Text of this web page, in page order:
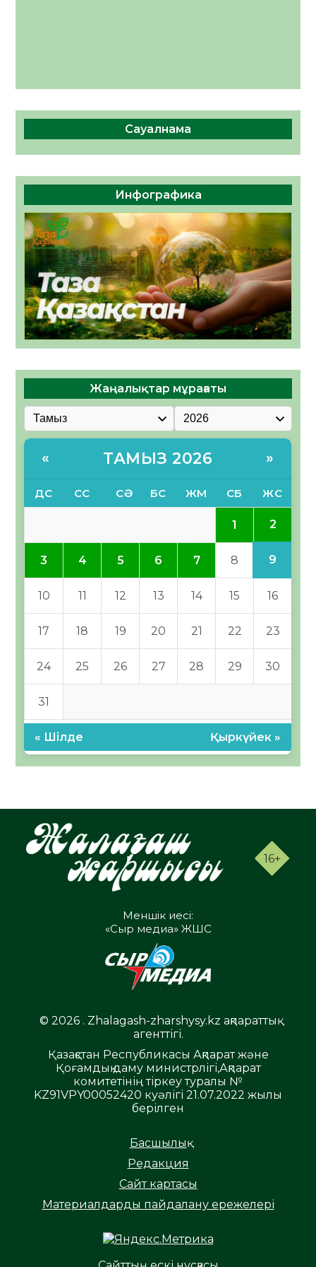
Сауалнама
Инфографика
Жаңалықтар мұрағаты
« ТАМЫЗ 2026 »
ДС СС СӘ БС ЖМ СБ ЖС
1 2
3 4 5 6 7 8 9
10 11 12 13 14 15 16
17 18 19 20 21 22 23
24 25 26 27 28 29 30
31
« Шілде Қыркүйек »
16+
Меншік иесі:
«Сыр медиа» ЖШС
© 2026 . Zhalagash-zharshysy.kz ақпараттық
агенттігі.
Қазақстан Республикасы Ақпарат және
Қоғамдық даму министрлігі,Ақпарат
комитетінің тіркеу туралы №
KZ91VPY00052420 куәлігі 21.07.2022 жылы
берілген
Басшылық
Редакция
Сайт картасы
Материалдарды пайдалану ережелері